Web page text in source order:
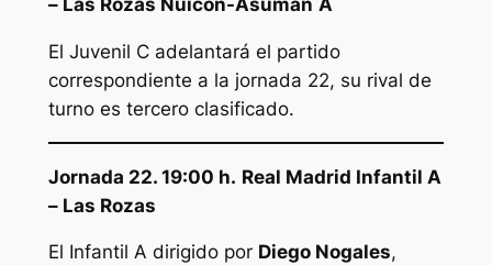
– Las Rozas Nuicon-Asuman A
El Juvenil C adelantará el partido
correspondiente a la jornada 22, su rival de
turno es tercero clasificado.
Jornada 22. 19:00 h. Real Madrid Infantil A
– Las Rozas
El Infantil A dirigido por Diego Nogales,